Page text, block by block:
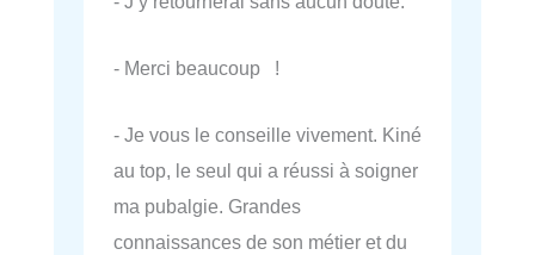
- Merci beaucoup !
- Je vous le conseille vivement. Kiné
au top, le seul qui a réussi à soigner
ma pubalgie. Grandes
connaissances de son métier et du